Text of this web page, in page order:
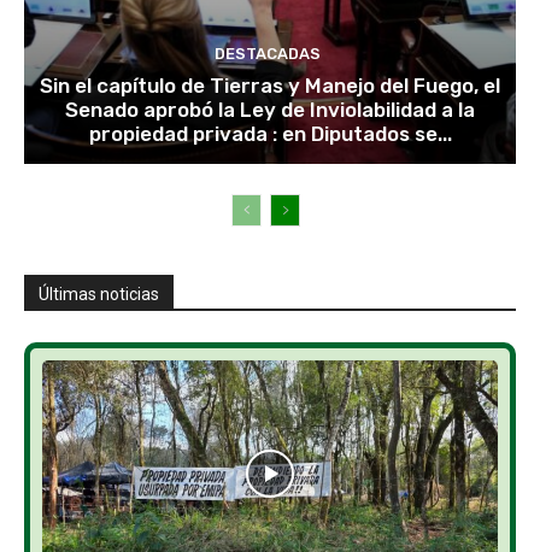
DESTACADAS
Sin el capítulo de Tierras y Manejo del Fuego, el
Senado aprobó la Ley de Inviolabilidad a la
propiedad privada : en Diputados se...
Últimas noticias